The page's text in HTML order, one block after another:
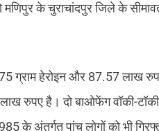
के चुराचांदपुर जिले के
ग्राम हेरोइन और 87.57 लाख
रुपए है। दो बाओफेंग वॉकी-
के अंतर्गत पांच लोगों को भी